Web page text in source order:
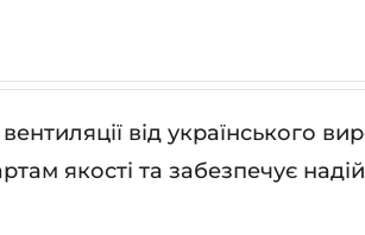
від українського
якості та забезпечує